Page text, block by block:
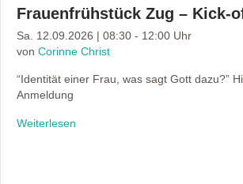
Frauenfrühstück Zug – Kick-
Sa. 12.09.2026 | 08:30 - 12:00 Uhr
von Corinne Christ
“Identität einer Frau, was sagt Gott dazu?”
Anmeldung
Weiterlesen